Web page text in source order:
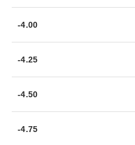
-4.00
-4.25
-4.50
-4.75